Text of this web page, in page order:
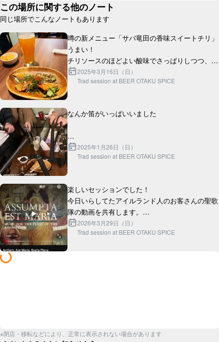
この場所に関する他のノート
同じ場所でこんなノートもあります
噂の新メニュー「サバ竜田の香味スイートチリ」
うまい！
チリソースのほどよい酸味でさっぱりしつつ、サ
バ竜田のジューシーな味わいが口の中に広がりま
す。
時の1...
2025年3月16日（日）
Trad session at BEER OTAKU SPICE
なんか笛がいっぱいいました
2025年1月26日（日）
Trad session at BEER OTAKU SPICE
楽しいセッションでした！
今日いらしてたアイルランド人のお客さんの聖歌
隊の動画を共有します。
https://youtu.be/fDWBu6ml1Ww?
si=MJZFvAsrkKEN3_6C
2026年3月29日（日）
Trad session at BEER OTAKU SPICE
※閉店・移転などにより、正常に表示されない場合があります